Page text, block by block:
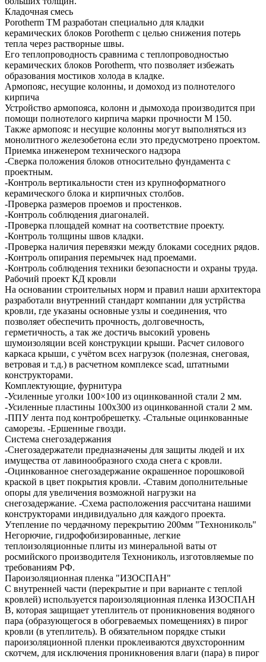
Кладочная смесь
Porotherm TM разработан специально для кладки
керамических блоков Porotherm с целью снижения потерь
тепла через растворные швы.
Его теплопроводность сравнима с теплопроводностью
керамических блоков Porotherm, что позволяет избежать
образования мостиков холода в кладке.
Армопояс, несущие колонны, и домоход из полнотелого
кирпича
Устройство армопояса, колонн и дымохода производится при
помощи полнотелого кирпича марки прочности М 150.
Также армопояс и несущие колонны могут выполняться из
монолитного железобетона если это предусмотрено проектом.
Приемка инженером технического надзора
-Сверка положения блоков относительно фундамента с
проектным.
-Контроль вертикальности стен из крупноформатного
керамического блока и кирпичных столбов.
-Проверка размеров проемов и простенков.
-Контроль соблюдения диагоналей.
-Проверка площадей комнат на соответствие проекту.
-Контроль толщины швов кладки.
-Проверка наличия перевязки между блоками соседних рядов.
-Контроль опирания перемычек над проемами.
-Контроль соблюдения техники безопасности и охраны труда.
Рабочий проект КД кровли
На основании строительных норм и правил наши архитектора
разработали внутренний стандарт компании для устрйства
кровли, где указаны основные узлы и соединения, что
позволяет обеспечить прочность, долговечность,
герметичность, а так же достичь высокий уровень
шумоизоляции всей конструкции крыши. Расчет силового
каркаса крыши, с учётом всех нагрузок (полезная, снеговая,
ветровая и т.д.) в расчетном комплексе scad, штатными
конструкторами.
Комплектующие, фурнитура
-Усиленные уголки 100×100 из оцинкованной стали 2 мм.
-Усиленные пластины 100х300 из оцинкованной стали 2 мм.
-ППУ лента под контробрешетку. -Стальные оцинкованные
саморезы. -Ершенные гвозди.
Система снегозадержания
-Снегозадержатели предназначены для защиты людей и их
имущества от лавинообразного схода снега с кровли.
-Оцинкованное снегозадержание окрашенное порошковой
краской в цвет покрытия кровли. -Ставим дополнительные
опоры для увеличения возможной нагрузки на
снегозадержание. -Схема расположения рассчитана нашими
конструкторами индивидуально для каждого проекта.
Утепление по чердачному перекрытию 200мм "Технониколь"
Негорючие, гидрофобизированные, легкие
теплоизоляционные плиты из минеральной ваты от
росмийского производителя Технониколь, изготовляемые по
требованиям РФ.
Пароизоляционная пленка "ИЗОСПАН"
С внутренней части (перекрытие и при варианте с теплой
кровлей) используется пароизоляционная пленка ИЗОСПАН
В, которая защищает утеплитель от проникновения водяного
пара (образующегося в обогреваемых помещениях) в пирог
кровли (в утеплитель). В обязательном порядке стыки
пароизоляционной пленки проклеиваются двухсторонним
скотчем, для исключения проникновения влаги (пара) в пирог